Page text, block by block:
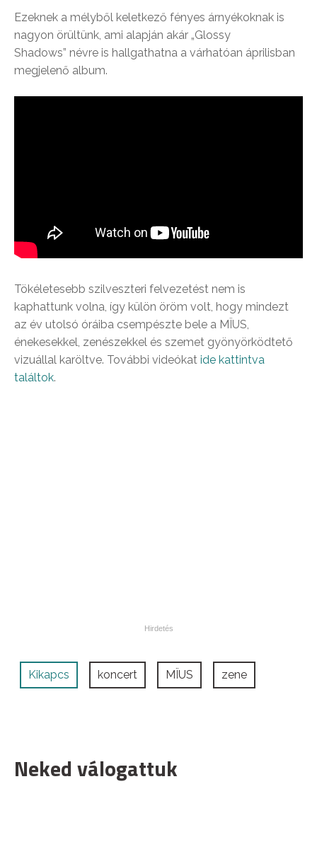
Ezeknek a mélyből keletkező fényes árnyékoknak is
nagyon örültünk, ami alapján akár „Glossy
Shadows” névre is hallgathatna a várhatóan áprilisban
megjelenő album.
Tökéletesebb szilveszteri felvezetést nem is
kaphattunk volna, így külön öröm volt, hogy mindezt
az év utolsó óráiba csempészte bele a MÏUS,
énekesekkel, zenészekkel és szemet gyönyörködtető
vizuállal karöltve. További videókat ide kattintva
találtok.
Kikapcs koncert MÏUS zene
Neked válogattuk